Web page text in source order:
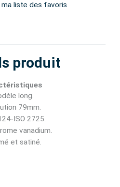
liste des favoris
produit
long.
79mm.
ISO 2725.
vanadium.
et satiné.